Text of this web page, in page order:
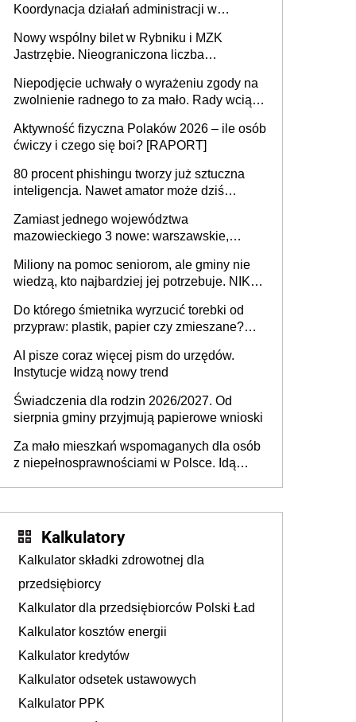
Koordynacja działań administracji w
Nowy wspólny bilet w Rybniku i MZK
Jastrzębie. Nieograniczona liczba
Niepodjęcie uchwały o wyrażeniu zgody na
zwolnienie radnego to za mało. Rady wciąż
rozstrzygać sprawy
Aktywność fizyczna Polaków 2026 – ile osób
ćwiczy i czego się boi? [RAPORT]
80 procent phishingu tworzy już sztuczna
inteligencja. Nawet amator może dziś
Zamiast jednego województwa
mazowieckiego 3 nowe: warszawskie,
Europie nie ma tak dużych jednostek
stołecznych
Miliony na pomoc seniorom, ale gminy nie
wiedzą, kto najbardziej jej potrzebuje. NIK
Do którego śmietnika wyrzucić torebki od
przypraw: plastik, papier czy zmieszane?
AI pisze coraz więcej pism do urzędów.
Instytucje widzą nowy trend
Świadczenia dla rodzin 2026/2027. Od
sierpnia gminy przyjmują papierowe wnioski
Za mało mieszkań wspomaganych dla osób
z niepełnosprawnościami w Polsce. Idą
Kalkulatory
Kalkulator składki zdrowotnej dla
przedsiębiorcy
Kalkulator dla przedsiębiorców Polski Ład
Kalkulator kosztów energii
Kalkulator kredytów
Kalkulator odsetek ustawowych
Kalkulator PPK